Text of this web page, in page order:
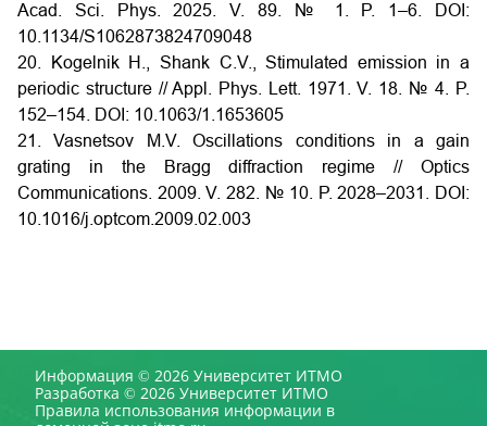
Acad. Sci. Phys. 2025. V. 89. № 1. P. 1–6. DOI:
10.1134/S1062873824709048
20. Kogelnik H., Shank C.V., Stimulated emission in a
periodic structure // Appl. Phys. Lett. 1971. V. 18. № 4. P.
152–154. DOI: 10.1063/1.1653605
21. Vasnetsov M.V. Oscillations conditions in a gain
grating in the Bragg diffraction regime // Optics
Communications. 2009. V. 282. № 10. P. 2028–2031. DOI:
10.1016/j.optcom.2009.02.003
Информация © 2026 Университет ИТМО
Разработка © 2026 Университет ИТМО
Правила использования информации в